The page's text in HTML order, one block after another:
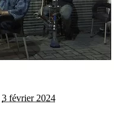
3 février 2024